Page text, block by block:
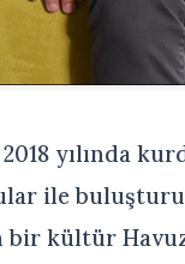
yılında
ile
bir kültür